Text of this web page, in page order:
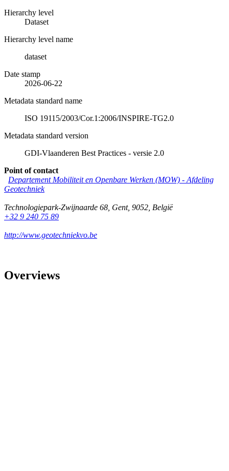
Hierarchy level
Dataset
Hierarchy level name
dataset
Date stamp
2026-06-22
Metadata standard name
ISO 19115/2003/Cor.1:2006/INSPIRE-TG2.0
Metadata standard version
GDI-Vlaanderen Best Practices - versie 2.0
Point of contact
Departement Mobiliteit en Openbare Werken (MOW) - Afdeling
Geotechniek
Technologiepark-Zwijnaarde 68 Gent, 9052 België
+32 9 240 75 89
http://www.geotechniekvo.be
Overviews